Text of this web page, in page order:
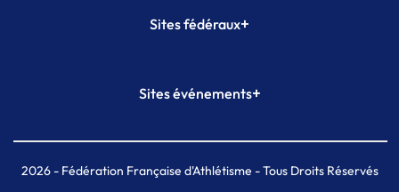
Sites fédéraux+
Plateforme Formation
Sites événements+
Meeting de Paris indoor
MAIF Ekiden de Paris
2026- Fédération Française d'Athlétisme - Tous Droits Réservés